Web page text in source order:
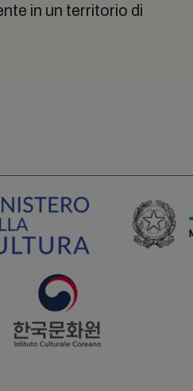
in un territorio di